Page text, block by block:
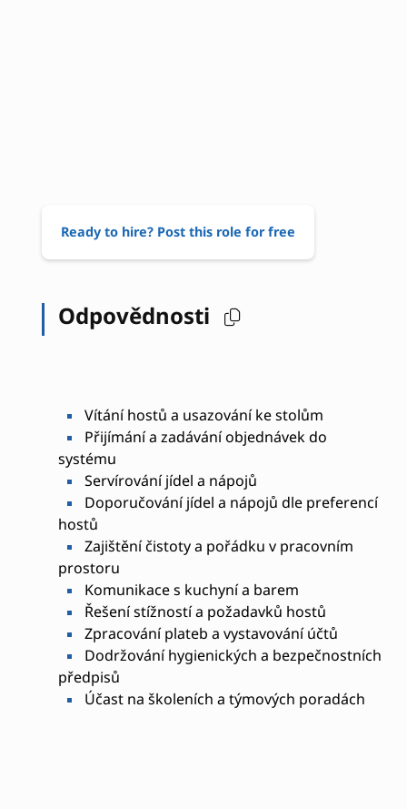
Ready to hire? Post this role for free
Odpovědnosti
Vítání hostů a usazování ke stolům
Přijímání a zadávání objednávek do
systému
Servírování jídel a nápojů
Doporučování jídel a nápojů dle preferencí
hostů
Zajištění čistoty a pořádku v pracovním
prostoru
Komunikace s kuchyní a barem
Řešení stížností a požadavků hostů
Zpracování plateb a vystavování účtů
Dodržování hygienických a bezpečnostních
předpisů
Účast na školeních a týmových poradách